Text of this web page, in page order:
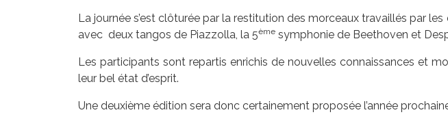
La journée s’est clôturée par la restitution des morceaux travaillés par les
avec deux tangos de Piazzolla, la 5ème symphonie de Beethoven et
Les participants sont repartis enrichis de nouvelles connaissances et
leur bel état d’esprit.
Une deuxième édition sera donc certainement proposée l’année